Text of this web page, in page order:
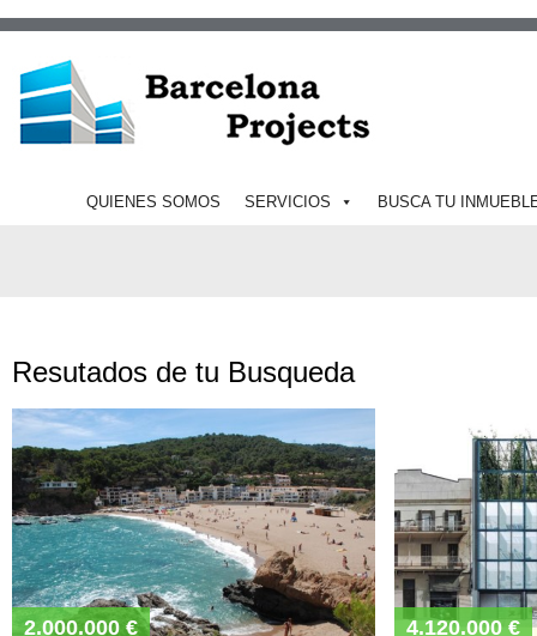
QUIENES SOMOS SERVICIOS BUSCA TU
Resutados de tu Busqueda
2.000.000 € 4.120.000 €